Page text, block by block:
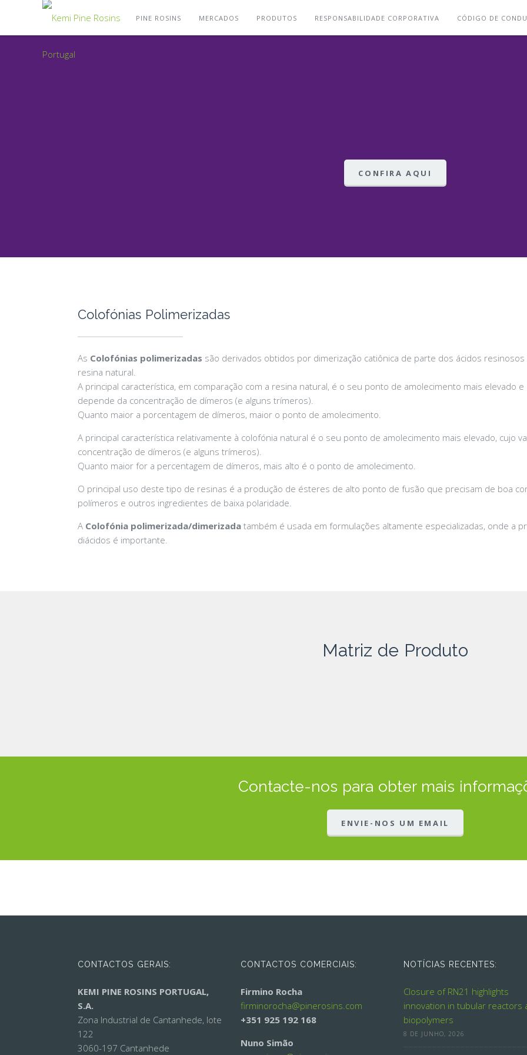
PINE ROSINS MERCADOS PRODUTOS RESPONSABILIDADE CORPORATIVA CÓDIGO DE
CONFIRA AQUI
Colofónias Polimerizadas
As Colofónias polimerizadas são derivados obtidos por dimerização catiônica de parte dos ácidos
resina natural.
A principal característica, em comparação com a resina natural, é o seu ponto de amolecimento mais elevado
depende da concentração de dímeros (e alguns trímeros).
Quanto maior a porcentagem de dímeros, maior o ponto de amolecimento.
A principal característica relativamente à colofónia natural é o seu ponto de amolecimento mais elevado, cujo
concentração de dímeros (e alguns trímeros).
Quanto maior for a percentagem de dímeros, mais alto é o ponto de amolecimento.
O principal uso deste tipo de resinas é a produção de ésteres de alto ponto de fusão que precisam de boa
polímeros e outros ingredientes de baixa polaridade.
A Colofónia polimerizada/dimerizada também é usada em formulações altamente especializadas, onde a
diácidos é importante.
Matriz de Produto
Contacte-nos para obter mais
ENVIE-NOS UM EMAIL
CONTACTOS GERAIS:
KEMI PINE ROSINS PORTUGAL,
S.A.
Zona Industrial de Cantanhede, lote
122
3060-197 Cantanhede
CONTACTOS COMERCIAIS:
Firmino Rocha
firminorocha@pinerosins.com
+351 925 192 168
Nuno Simão
NOTÍCIAS RECENTES:
Closure of RN21 highlights
innovation in tubular reactors
biopolymers
8 DE JUNHO, 2026